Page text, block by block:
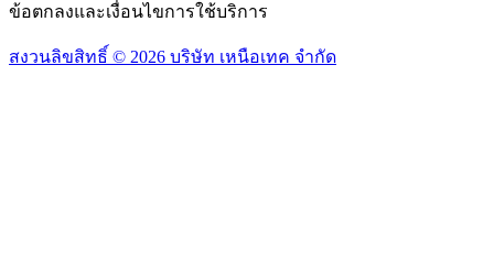
ข้อตกลงและเงื่อนไขการใช้บริการ
สงวนลิขสิทธิ์ © 2026 บริษัท เหนือเทค จำกัด